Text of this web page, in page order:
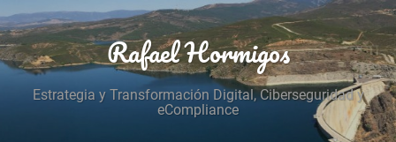
Rafael Hormigos
Estrategia y Transformación Digital, Ciberseguridad y
eCompliance